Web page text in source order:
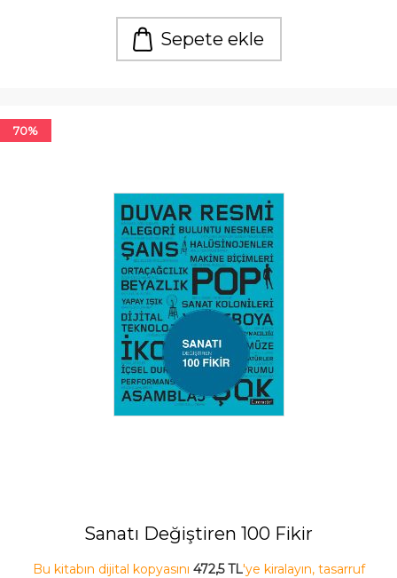
Sepete ekle
70%
Sanatı Değiştiren 100 Fikir
Bu kitabın dijital kopyasını 472,5 TL'ye kiralayın, tasarruf